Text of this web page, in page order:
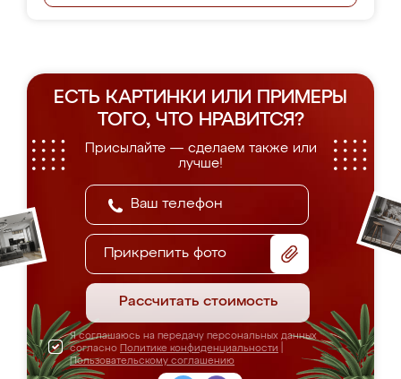
ЕСТЬ КАРТИНКИ ИЛИ ПРИМЕРЫ
ТОГО, ЧТО НРАВИТСЯ?
Присылайте — сделаем также или
лучше!
Прикрепить фото
Рассчитать стоимость
Я соглашаюсь на передачу персональных данных
согласно Политике конфиденциальности
Пользовательскому соглашению